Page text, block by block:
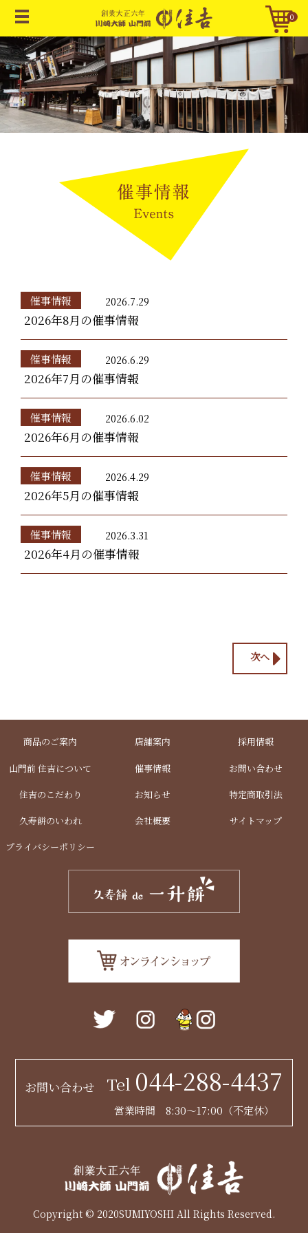
0
催事情報 2026.7.29
2026年8月の催事情報
催事情報 2026.6.29
2026年7月の催事情報
催事情報 2026.6.02
2026年6月の催事情報
催事情報 2026.4.29
2026年5月の催事情報
催事情報 2026.3.31
2026年4月の催事情報
次へ
商品のご案内 店舗案内 採用情報
山門前 住吉について 催事情報 お問い合わせ
住吉のこだわり お知らせ 特定商取引法
久寿餅のいわれ 会社概要 サイトマップ
プライバシーポリシー
お問い合わせ Tel 044-288-4437
営業時間 8:30～17:00（不定休）
Copyright © 2020SUMIYOSHI All Rights Reserved.